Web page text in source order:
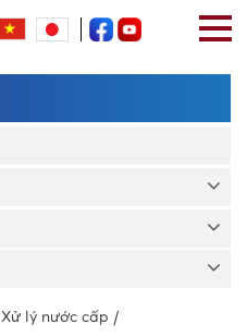
Xử lý nước cấp